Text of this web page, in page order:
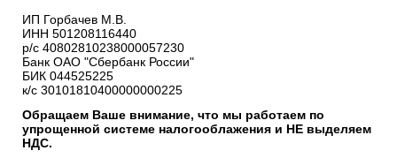
ИП Горбачев М.В.
ИНН 501208116440
р/с 40802810238000057230
Банк ОАО "Сбербанк России"
БИК 044525225
к/с 30101810400000000225
Обращаем Ваше внимание, что мы работаем по
упрощенной системе налогооблажения и НЕ выделяем
НДС.